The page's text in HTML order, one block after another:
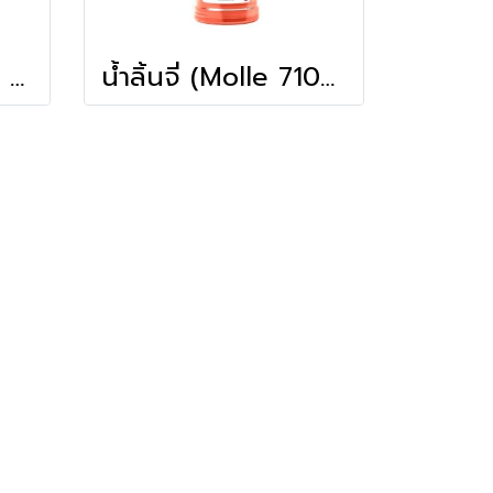
น้ำคาราเมล (Molle 710ml) น้ำลิ้่นจี่ (Molle 710ml)